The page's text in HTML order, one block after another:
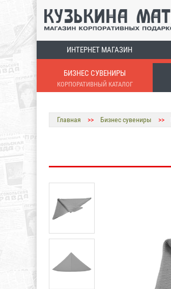
ИНТЕРНЕТ МАГАЗИН
БИЗНЕС СУВЕНИРЫ
КОРПОРАТИВНЫЙ КАТАЛОГ
Главная >> Бизнес сувениры >>